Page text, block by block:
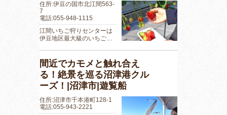
住所:伊豆の国市北江間563-
7
電話:055-948-1115
江間いちご狩りセンターは
伊豆地区最大級のいちご…
間近でカモメと触れ合え
る！絶景を巡る沼津港クル
ーズ！|沼津市|遊覧船
住所:沼津市千本港町128-1
電話:055-943-2221